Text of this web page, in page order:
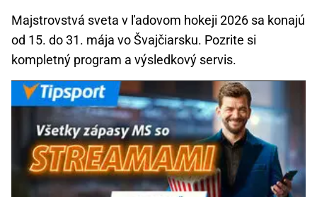
Majstrovstvá sveta v ľadovom hokeji 2026 sa konajú
od 15. do 31. mája vo Švajčiarsku. Pozrite si
kompletný program a výsledkový servis.